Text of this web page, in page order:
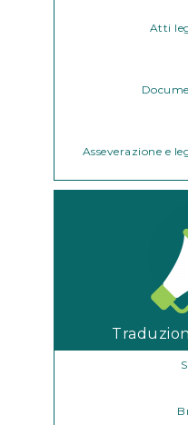
Atti
Asseverazione e